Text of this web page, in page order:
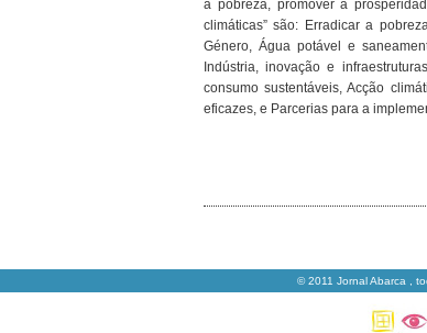
a pobreza, promover a
climáticas” são: Erradicar a
Género, Água potável e
Indústria, inovação e
consumo sustentáveis, Acção
eficazes, e Parcerias para a
© 2011 Jornal Abarca ,